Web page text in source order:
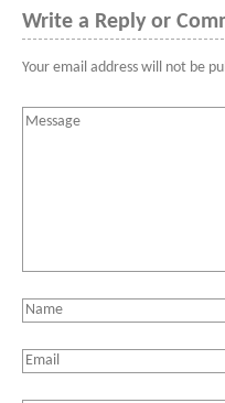
Write a Reply or
Your email address will not be